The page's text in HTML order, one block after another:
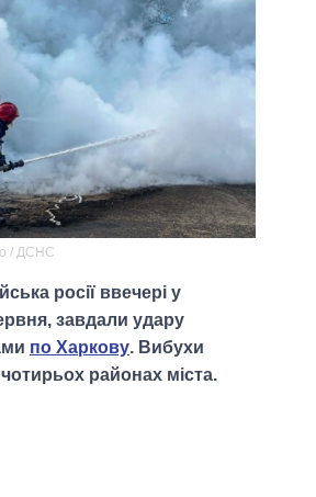
/ ДСНС
росії ввечері у
завдали удару
по Харкову. Вибухи
районах міста.